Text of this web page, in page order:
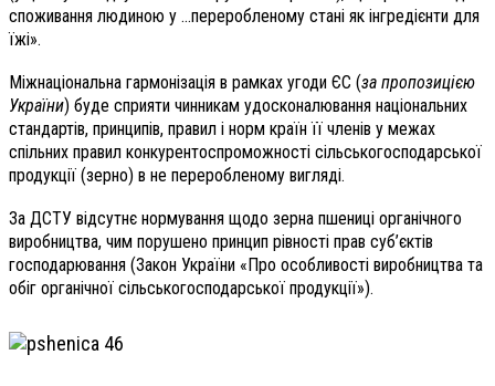
споживання людиною у …переробленому стані як інгредієнти для
їжі».
Міжнаціональна гармонізація в рамках угоди ЄС (за пропозицією
України) буде сприяти чинникам удосконалювання національних
стандартів, принципів, правил і норм країн її членів у межах
спільних правил конкурентоспроможності сільськогосподарської
продукції (зерно) в не переробленому вигляді.
За ДСТУ відсутнє нормування щодо зерна пшениці органічного
виробництва, чим порушено принцип рівності прав суб’єктів
господарювання (Закон України «Про особливості виробництва та
обіг органічної сільськогосподарської продукції»).